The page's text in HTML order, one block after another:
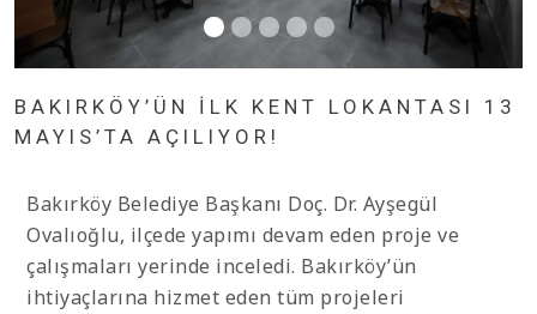
BAKIRKÖY’ÜN İLK KENT LOKANTASI 13
MAYIS’TA AÇILIYOR!
Bakırköy Belediye Başkanı Doç. Dr. Ayşegül
Ovalıoğlu, ilçede yapımı devam eden proje ve
çalışmaları yerinde inceledi. Bakırköy’ün
ihtiyaçlarına hizmet eden tüm projeleri